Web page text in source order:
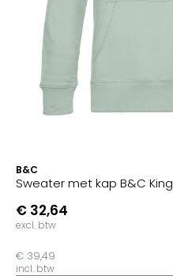
B&C
Sweater met kap B&C King
€ 32,64
excl. btw
€ 39,49
incl. btw